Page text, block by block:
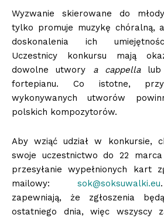
Wyzwanie skierowane do
tylko promuje muzykę chóralną,
doskonalenia ich
Uczestnicy konkursu mają
dowolne utwory a cappellalub
fortepianu. Co istotne,
wykonywanych utworów
polskich kompozytorów.
Aby wziąć udział w konkursie,
swoje uczestnictwo do 22
przesyłanie wypełnionych kart
mailowy: sok@soksuwalki.eu
zapewniają, że zgłoszenia
ostatniego dnia, więc wszyscy